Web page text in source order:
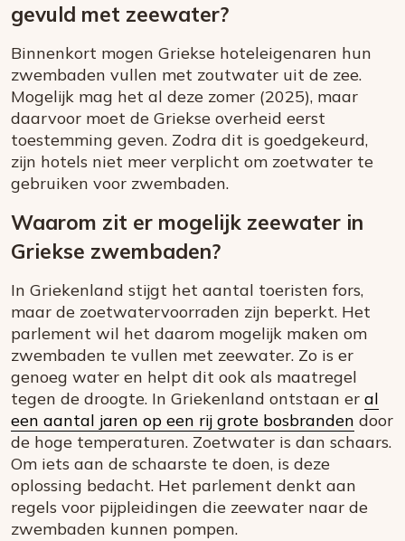
gevuld met zeewater?
Binnenkort mogen Griekse hoteleigenaren hun
zwembaden vullen met zoutwater uit de zee.
Mogelijk mag het al deze zomer (2025), maar
daarvoor moet de Griekse overheid eerst
toestemming geven. Zodra dit is goedgekeurd,
zijn hotels niet meer verplicht om zoetwater te
gebruiken voor zwembaden.
Waarom zit er mogelijk zeewater in
Griekse zwembaden?
In Griekenland stijgt het aantal toeristen fors,
maar de zoetwatervoorraden zijn beperkt. Het
parlement wil het daarom mogelijk maken om
zwembaden te vullen met zeewater. Zo is er
genoeg water en helpt dit ook als maatregel
tegen de droogte. In Griekenland ontstaan er al
een aantal jaren op een rij grote bosbranden door
de hoge temperaturen. Zoetwater is dan schaars.
Om iets aan de schaarste te doen, is deze
oplossing bedacht. Het parlement denkt aan
regels voor pijpleidingen die zeewater naar de
zwembaden kunnen pompen.